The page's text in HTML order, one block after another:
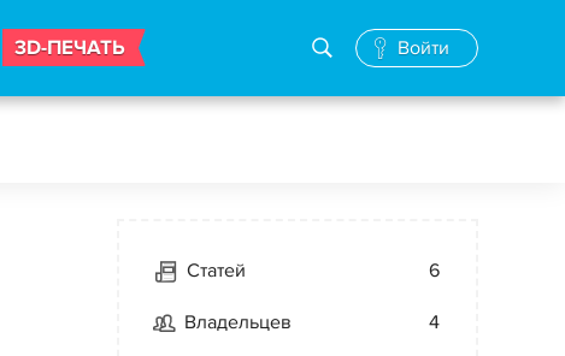
3D-ПЕЧАТЬ Войти
Статей 6
Владельцев 4